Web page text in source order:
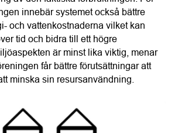
och öka fastighetsvärdet.”
Fastighetsservice
helheten i CoLins erbjudande som
uppskattar mest. Styrelsen
process från kostnadsfri projektering
ekonomisk kalkyl, installation,
också med nya uppdrag, antingen för
egna beståndet eller genom